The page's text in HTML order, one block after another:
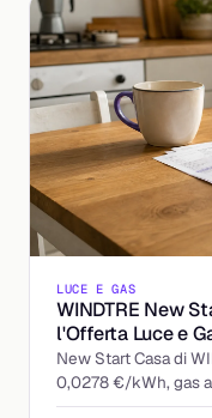
LUCE E GAS
WINDTRE New
l'Offerta Luce e
New Start Casa di
0,0278 €/kWh, gas
13 €/mese. Ecco